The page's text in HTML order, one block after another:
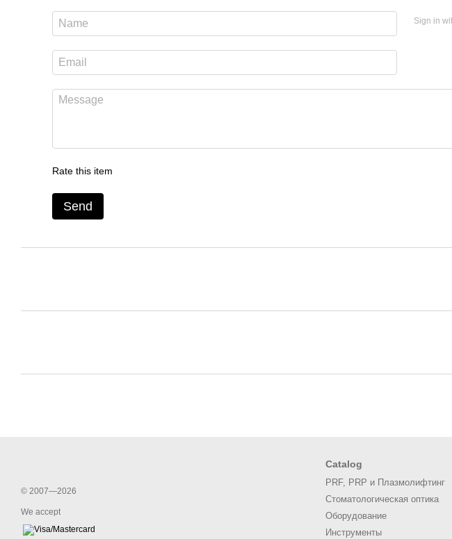
Sign in
Rate this item
Send
© 2007—2026
We accept
Catalog
PRF, PRP и Плазмолифтинг
Стоматологическая оптика
Оборудование
Инструменты